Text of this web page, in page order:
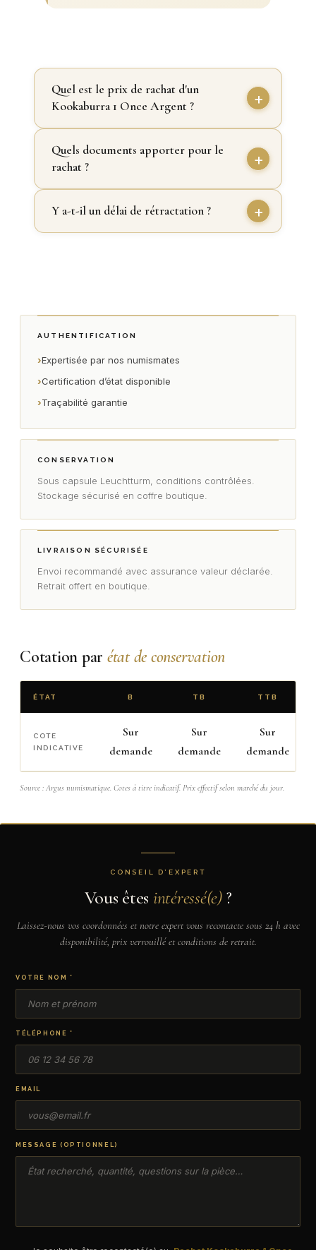
Quel est le prix de rachat d'un
Kookaburra 1 Once Argent ?
Quels documents apporter pour le
rachat ?
Y a-t-il un délai de rétractation ?
AUTHENTIFICATION
›Expertisée par nos numismates
›Certification d’état disponible
›Traçabilité garantie
CONSERVATION
Sous capsule Leuchtturm, conditions contrôlées.
Stockage sécurisé en coffre boutique.
LIVRAISON SÉCURISÉE
Envoi recommandé avec assurance valeur déclarée.
Retrait offert en boutique.
Cotation par état de conservation
ÉTAT B TB TTB
COTE
INDICATIVE
Sur
demande
Sur
demande
Sur
demande
Source : Argus numismatique. Cotes à titre indicatif. Prix effectif selon marché du jour.
CONSEIL D’EXPERT
Vous êtes intéressé(e)?
Laissez-nous vos coordonnées et notre expert vous recontacte sous 24 h avec
disponibilité, prix verrouillé et conditions de retrait.
VOTRE NOM *
TÉLÉPHONE *
EMAIL
MESSAGE (OPTIONNEL)